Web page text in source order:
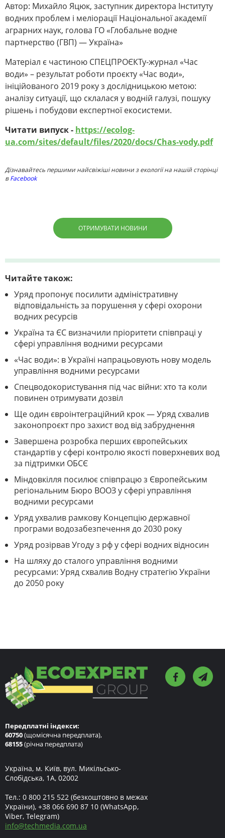
Автор: Михайло Яцюк, заступник директора Інституту
водних проблем і меліорації Національної академії
аграрних наук, голова ГО «Глобальне водне
партнерство (ГВП) ― Україна»
Матеріал є частиною СПЕЦПРОЄКТу-журнал «Час
води» – результат роботи проєкту «Час води»,
ініційованого 2019 року з дослідницькою метою:
аналізу ситуації, що склалася у водній галузі, пошуку
рішень і побудови експертної екосистеми.
Читати випуск - https://ecolog-
ua.com/sites/default/files/2020/docs/Chas-vody.pdf
Дізнавайтесь першими найсвіжіші новини з екології на нашій сторінці
вFacebook
ОТРИМУВАТИ НОВИНИ
Читайте також:
Уряд пропонує посилити адміністративну
відповідальність за порушення у сфері охорони
водних ресурсів
Україна та ЄС визначили пріоритети співпраці у
сфері управління водними ресурсами
«Час води»: в Україні напрацьовують нову модель
управління водними ресурсами
Спецводокористування під час війни: хто та коли
повинен отримувати дозвіл
Ще один євроінтеграційний крок — Уряд схвалив
законопроєкт про захист вод від забруднення
Завершена розробка перших європейських
стандартів у сфері контролю якості поверхневих вод
за підтримки ОБСЄ
Міндовкілля посилює співпрацю з Європейським
регіональним Бюро ВООЗ у сфері управління
водними ресурсами
Уряд ухвалив рамкову Концепцію державної
програми водозабезпечення до 2030 року
Уряд розірвав Угоду з рф у сфері водних відносин
На шляху до сталого управління водними
ресурсами: Уряд схвалив Водну стратегію України
до 2050 року
Передплатні індекси:
60750(щомісячна передплата),
68155(річна передплата)
Україна, м. Київ, вул. Микільсько-
Слобідська, 1А, 02002
Тел.: 0 800 215 522 (безкоштовно в межах
України), +38 066 690 87 10 (WhatsApp,
Viber, Telegram)
info@techmedia.com.ua